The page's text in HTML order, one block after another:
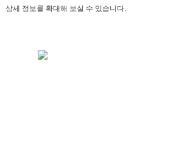
상세 정보를 확대해 보실 수 있습니다.